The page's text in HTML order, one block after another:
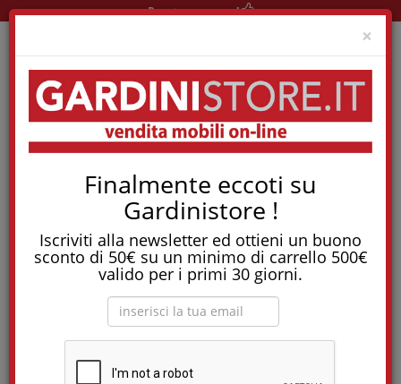
×
Finalmente eccoti su
Gardinistore !
Iscriviti alla newsletter ed ottieni un buono
sconto di 50€ su un minimo di carrello 500€
valido per i primi 30 giorni.
Pronta consegna!
Rete Afrodite Con Profilo 8Cm E Fasce Elastiche
Tostapane, tritatutto, aspirapolvere, friggitrice
e molti altri Elettrodomestici!
Rete Afrodite con profilo 8cm e fasce